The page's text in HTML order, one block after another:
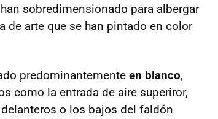
sobredimensionado para albergar
de arte que se han pintado en color
predominantemente en blanco,
como la entrada de aire superiror,
o los bajos del faldón